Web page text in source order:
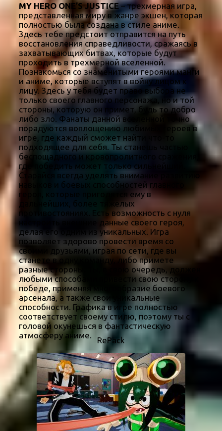
MY HERO ONE’S JUSTICE– трехмерная игра,
представленная миру в жанре экшен, которая
полностью была создана в стиле аниме.
Здесь тебе предстоит отправится на путь
восстановления справедливости, сражаясь в
захватывающих битвах, которые будут
проходить в трехмерной вселенной.
Познакомься со знаменитыми героями манги
и аниме, которые вступят в войну лицом к
лицу. Здесь у тебя будет право выбора не
только своего главного персонажа, но и той
стороны, которую он примет, будь то добро
либо зло. Фанаты данной вселенной точно
порадуются воплощению любимых героев в
игре, где каждый сможет найти что-то
подходящее для себя. Ты станешь частью
беспощадного и кровопролитного сражения,
где победить может только сильнейший.
Старайся всегда уделять внимание развитию
навыков и боевых способностей главного
героя, которые пригодятся ему в
дальнейших, более тяжёлых
противостояниях. Есть возможность с нуля
настроить внешние данные своего героя,
делая его одним из уникальных. Игра
позволяет здорово провести время со
своими друзьями, играя по сети, где вы
станете в одну команду, либо примете
разные стороны. Ты, в свою очередь, должен
любыми способами привести свою сторону к
победе, применяя многообразие боевого
арсенала, а также свои уникальные
способности. Графика в игре полностью
соответствует своему стилю, поэтому ты с
головой окунешься в фантастическую
атмосферу аниме.
RePack